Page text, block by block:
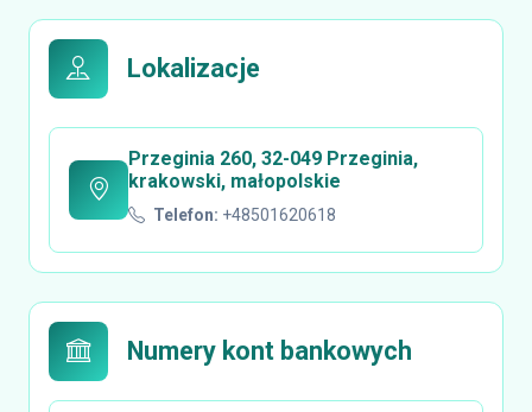
Lokalizacje
Przeginia 260, 32-049 Przeginia,
krakowski, małopolskie
Telefon: +48501620618
Numery kont bankowych